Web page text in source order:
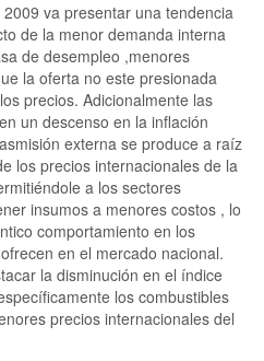
va presentar una tendencia
de la menor demanda interna
de desempleo ,menores
la oferta no este presionada
precios. Adicionalmente las
un descenso en la inflación
externa se produce a raíz
los precios internacionales de la
a los sectores
insumos a menores costos , lo
comportamiento en los
en el mercado nacional.
la disminución en el índice
los combustibles
precios internacionales del